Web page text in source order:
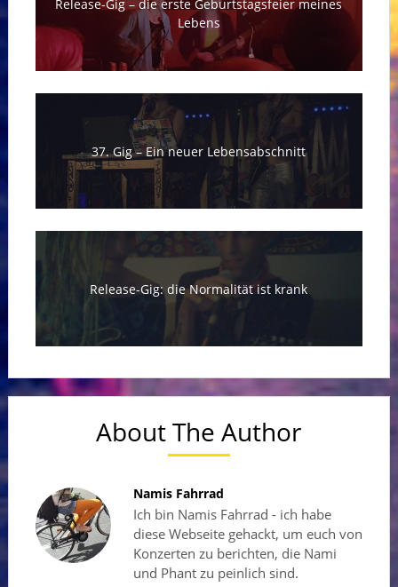
Release-Gig – die erste Geburtstagsfeier meines
Lebens
37. Gig – Ein neuer Lebensabschnitt
Release-Gig: die Normalität ist krank
About The Author
Namis Fahrrad
Ich bin Namis Fahrrad - ich habe
diese Webseite gehackt, um euch von
Konzerten zu berichten, die Nami
und Phant zu peinlich sind.